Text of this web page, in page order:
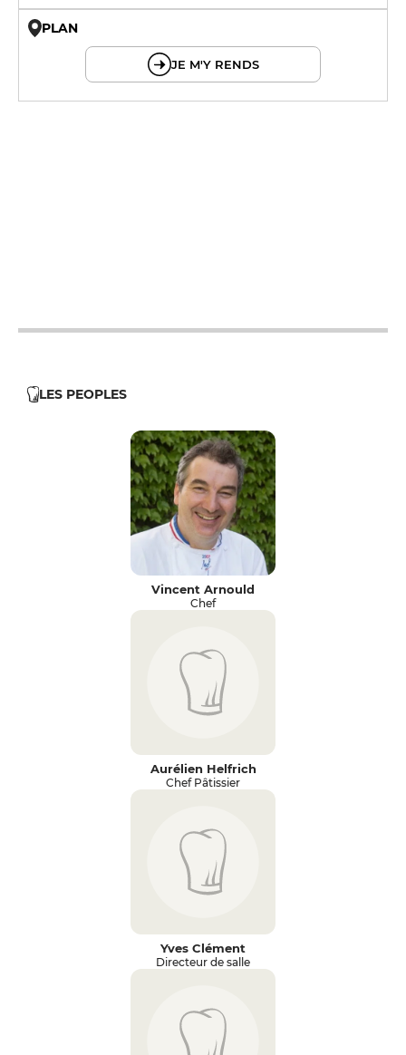
PLAN
JE M'Y RENDS
LES PEOPLES
Vincent Arnould
Chef
Aurélien Helfrich
Chef Pâtissier
Yves Clément
Directeur de salle